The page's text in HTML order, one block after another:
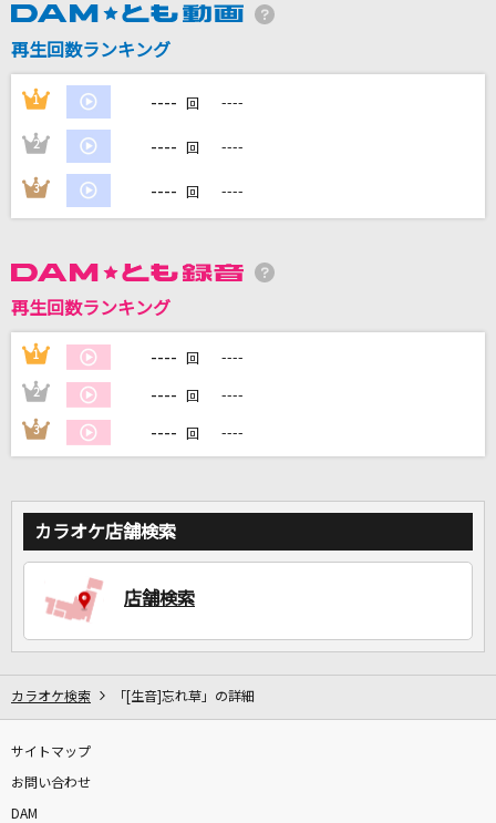
カラオケ最新情報をチェック！
カラオケをもっと楽しもう！
再生回数ランキング
1 ---- 回 ----
2 ---- 回 ----
3 ---- 回 ----
再生回数ランキング
1 ---- 回 ----
2 ---- 回 ----
3 ---- 回 ----
カラオケ店舗検索
店舗検索
カラオケ検索 「[生音]忘れ草」の詳細
サイトマップ
お問い合わせ
DAM